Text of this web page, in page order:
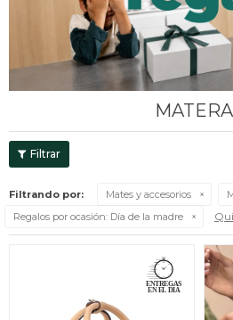
Filtrando por: Mates y accesorios
Regalos por ocasión: Día de la madre